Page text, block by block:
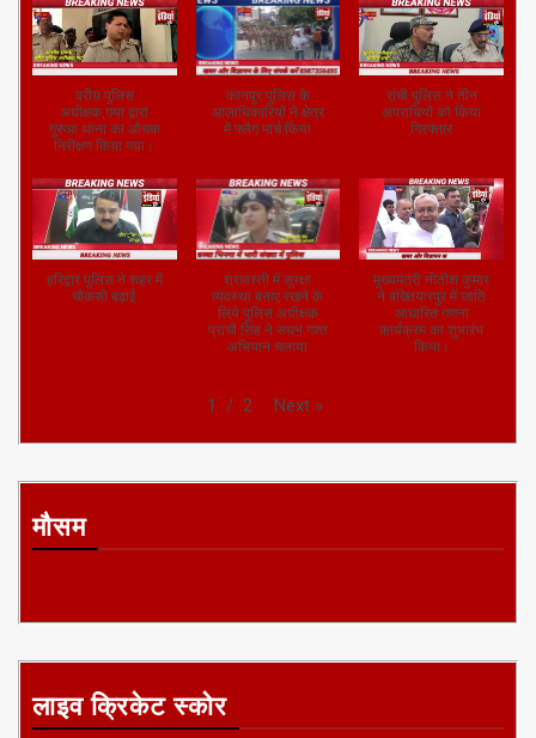
वरीय पुलिस
अधीक्षक,गया द्वारा
गुरुआ थाना का औचक
निरीक्षण किया गया।
कानपुर पुलिस के
आलाधिकारियों ने क्षेत्र
में फ्लैग मार्च किया
रांची पुलिस ने तीन
अपराधियों को किया
गिरफ्तार
हरिद्वार पुलिस ने शहर में
चौकसी बढ़ाई
श्रावस्ती में सुरक्षा
व्यवस्था बनाए रखने के
लिये पुलिस अधीक्षक
प्राची सिंह ने सघन गश्त
अभियान चलाया
मुख्यमंत्री नीतीश कुमार
ने बख्तियारपुर में जाति
आधारित गणना
कार्यक्रम का शुभारंभ
किया।
1 / 2 Next »
मौसम
लाइव क्रिकेट स्कोर